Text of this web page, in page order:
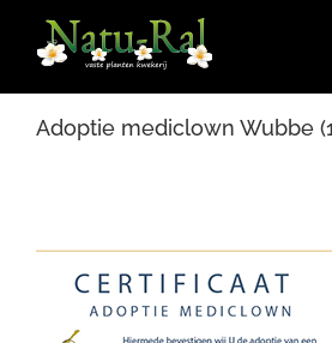
inhoud
Adoptie mediclown Wubbe